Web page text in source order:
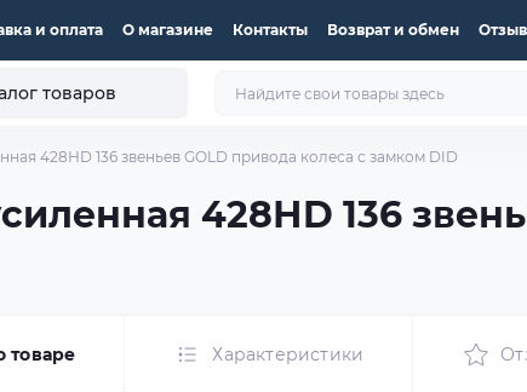
и оплата О магазине Контакты Возврат и обмен
товаров
428НD 136 звеньев GOLD привода колеса с замком DID
428НD 136
товаре Характеристики